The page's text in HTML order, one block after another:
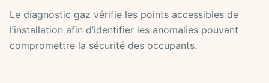
Le diagnostic gaz vérifie les points accessibles de
l’installation afin d’identifier les anomalies pouvant
compromettre la sécurité des occupants.